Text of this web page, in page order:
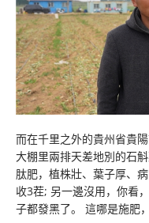
而在千里之外的貴州省貴
大棚里兩排天差地別的石
肽肥，植株壯、葉子厚、
收3茬; 另一邊沒用，你看
子都發黑了。 這哪是施肥